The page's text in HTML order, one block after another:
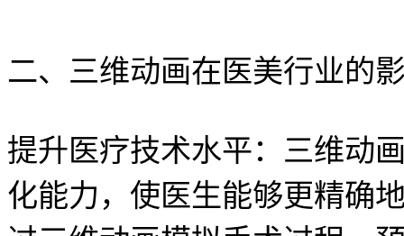
二、三维动画在医美行业的
提升医疗技术水平：三维动
化能力，使医生能够更精确